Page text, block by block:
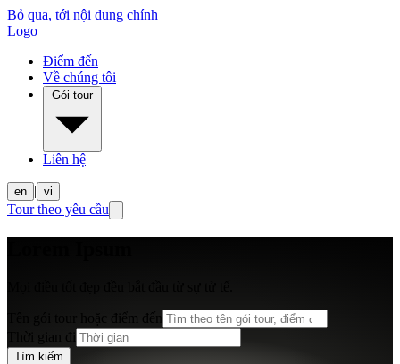
Bỏ qua, tới nội dung chính
Logo
Điểm đến
Về chúng tôi
Gói tour
Liên hệ
en | vi
Tour theo yêu cầu
Tên gói tour hoặc điểm đến
Tìm kiếm